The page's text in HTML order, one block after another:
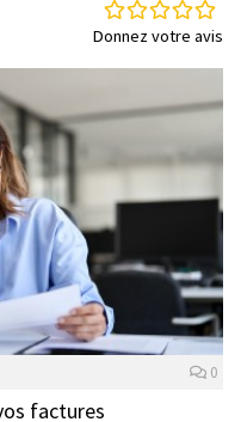
Donnez votre avis
0
factures